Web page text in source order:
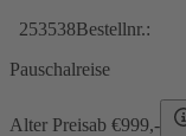
253538Bestellnr.:
Pauschalreise
Alter Preisab €999,-